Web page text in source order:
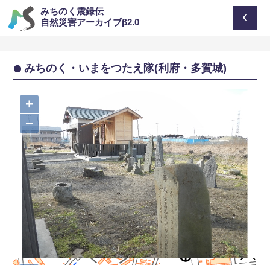
みちのく震録伝
自然災害アーカイブβ2.0
みちのく・いまをつたえ隊(利府・多賀城)
+
−